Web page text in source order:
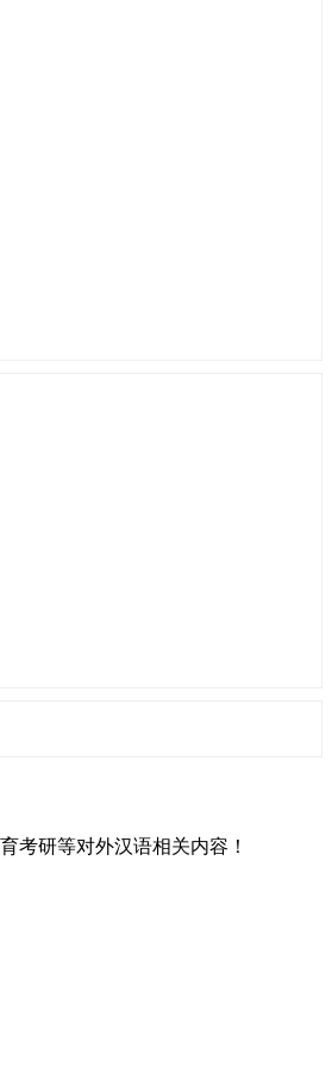
考研等对外汉语相关内容！